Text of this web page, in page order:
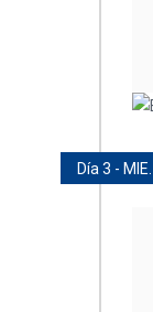
Día 3 - MIE.